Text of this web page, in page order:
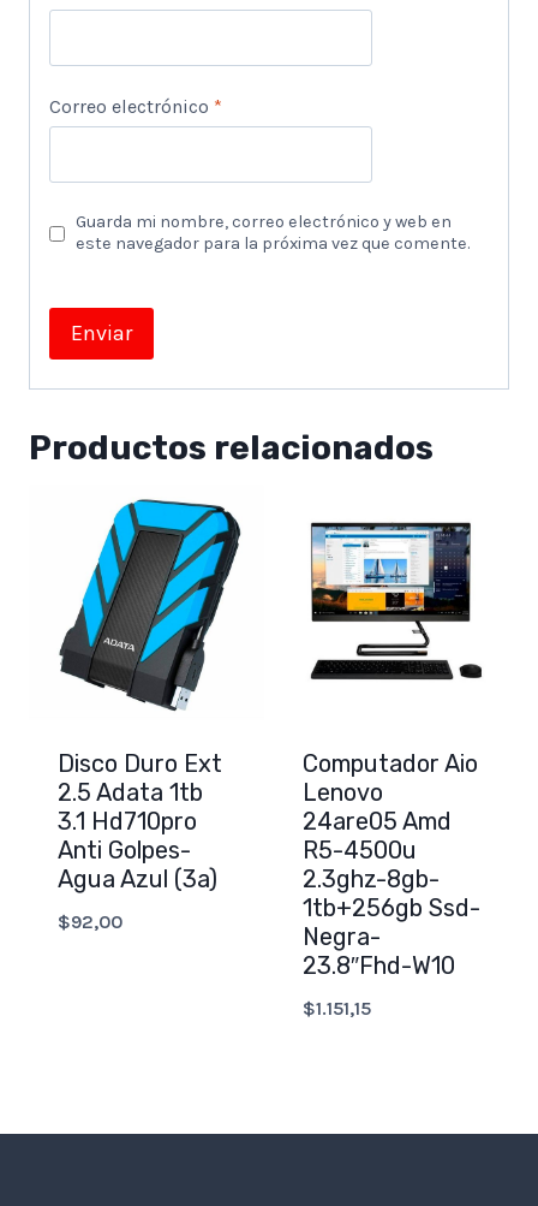
Correo electrónico *
Guarda mi nombre, correo electrónico y web en
este navegador para la próxima vez que comente.
Productos relacionados
Disco Duro Ext
2.5 Adata 1tb
3.1 Hd710pro
Anti Golpes-
Agua Azul (3a)
$92,00
Computador Aio
Lenovo
24are05 Amd
R5-4500u
2.3ghz-8gb-
1tb+256gb Ssd-
Negra-
23.8″Fhd-W10
$1.151,15